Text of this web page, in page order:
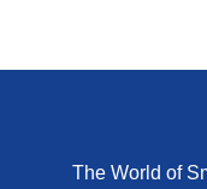
The World of